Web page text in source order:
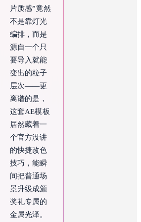
片质感”竟然
不是靠灯光
编排，而是
源自一个只
要导入就能
变出的粒子
层次——更
离谱的是，
这套AE模板
居然藏着一
个官方没讲
的快捷改色
技巧，能瞬
间把普通场
景升级成颁
奖礼专属的
金属光泽。